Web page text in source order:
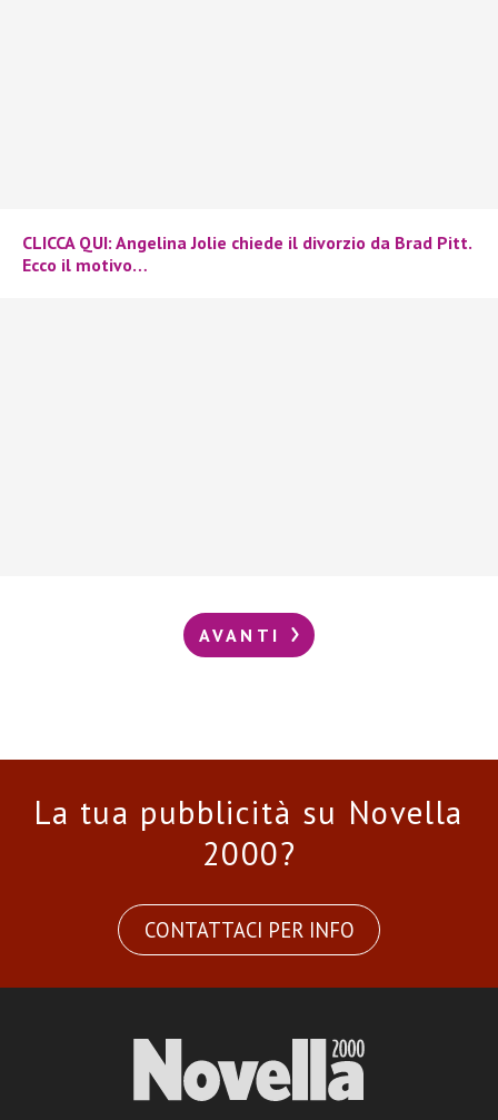
CLICCA QUI: Angelina Jolie chiede il divorzio da Brad Pitt.
Ecco il motivo…
AVANTI
La tua pubblicità su Novella
2000?
CONTATTACI PER INFO